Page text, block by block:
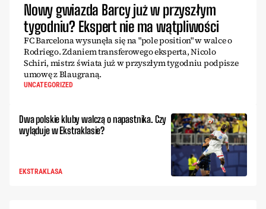
Nowy gwiazda Barcy już w przyszłym
tygodniu? Ekspert nie ma wątpliwości
FC Barcelona wysunęła się na "pole position" w walce o
Rodriego. Zdaniem transferowego eksperta, Nicolo
Schiri, mistrz świata już w przyszłym tygodniu podpisze
umowę z Blaugraną.
UNCATEGORIZED
Dwa polskie kluby walczą o napastnika. Czy
wyląduje w Ekstraklasie?
EKSTRAKLASA